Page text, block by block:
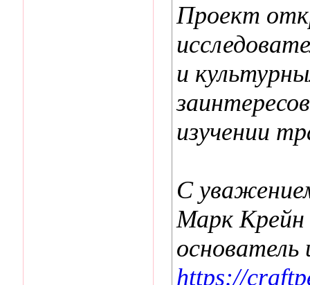
Проект
и
изучении
С
Марк Крейн
https://